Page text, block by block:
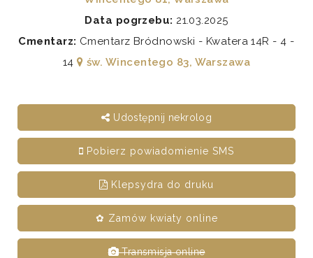
Data pogrzebu: 21.03.2025
Cmentarz: Cmentarz Bródnowski - Kwatera 14R - 4 -
14
św. Wincentego 83, Warszawa
Udostępnij nekrolog
Pobierz powiadomienie SMS
Klepsydra do druku
✿ Zamów kwiaty online
Transmisja online